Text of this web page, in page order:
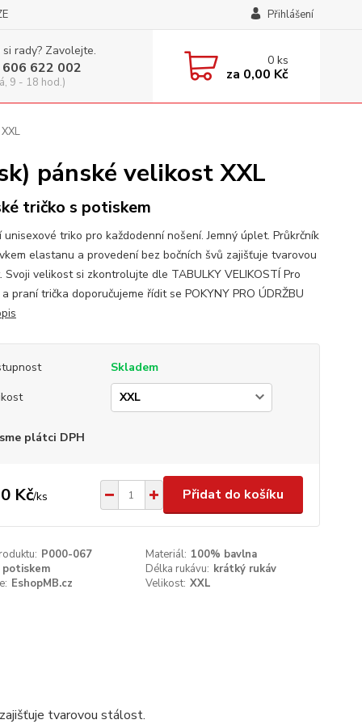
Přihlášení
rady? Zavolejte.
622 002
9 - 18 hod.)
0ks
za 0,00 Kč
pánské velikost XXL
tričko s potiskem
unisexové triko pro každodenní nošení. Jemný úplet. Průkrčník
elastanu a provedení bez bočních švů zajišťuje tvarovou
Svoji velikost si zkontrolujte dle TABULKY VELIKOSTÍ Pro
praní trička doporučujeme řídit se POKYNY PRO ÚDRŽBU
Skladem
plátci DPH
Kč/ks Přidat do košíku
P000-067 Materiál: 100% bavlna
potiskem Délka rukávu: krátký rukáv
EshopMB.cz Velikost: XXL
tvarovou stálost.